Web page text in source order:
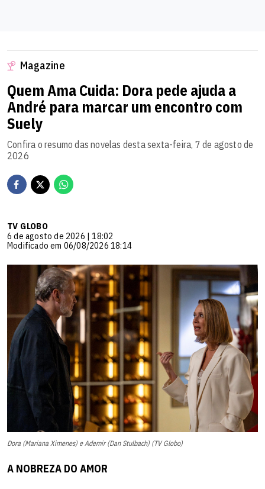
Magazine
Quem Ama Cuida: Dora pede ajuda a
André para marcar um encontro com
Suely
Confira o resumo das novelas desta sexta-feira, 7 de agosto de
2026
TV GLOBO
6 de agosto de 2026 | 18:02
Modificado em 06/08/2026 18:14
Dora (Mariana Ximenes) e Ademir (Dan Stulbach) (TV Globo)
A NOBREZA DO AMOR